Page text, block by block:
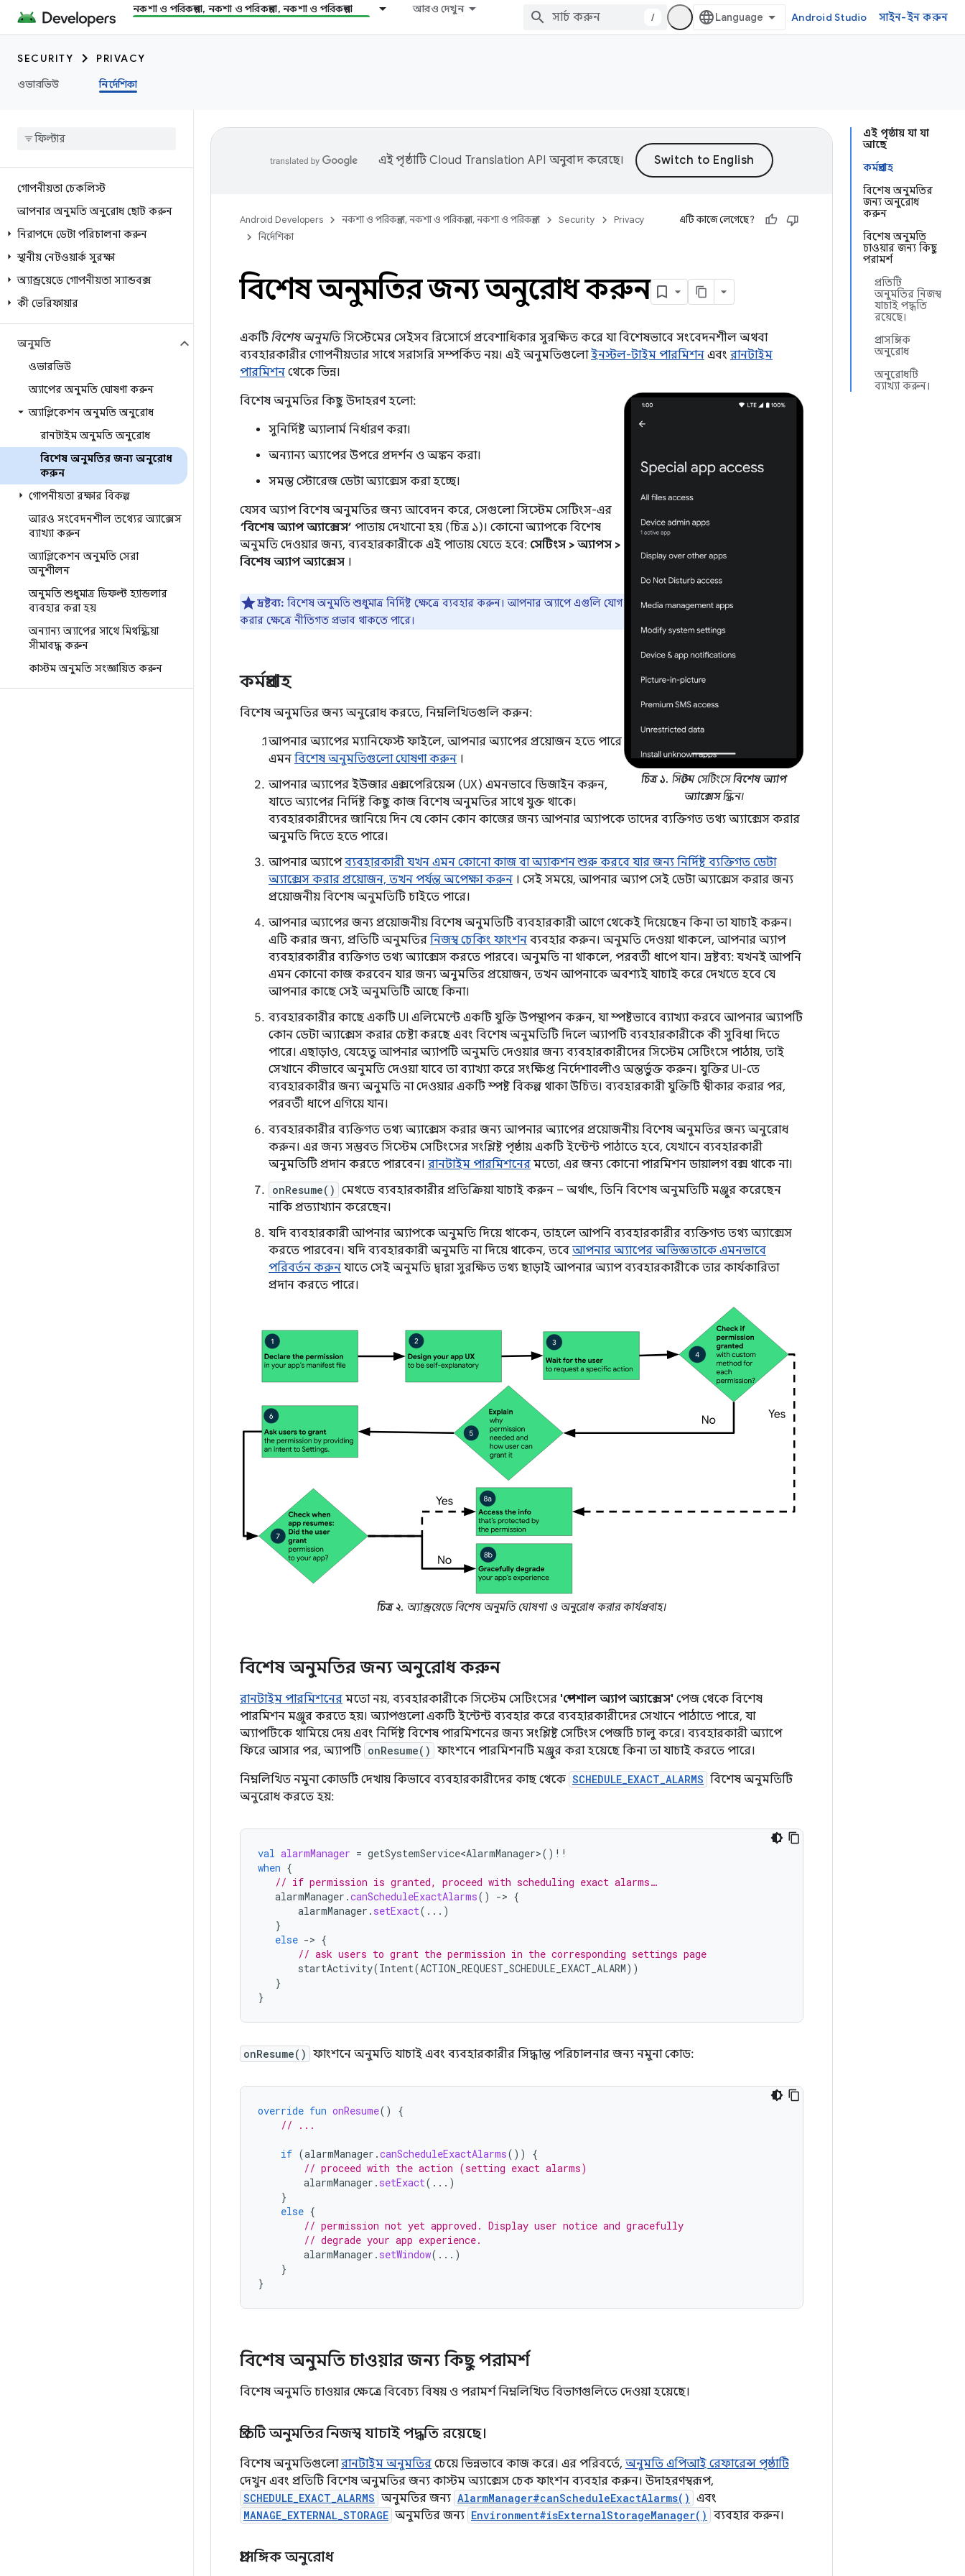
নকশা ও পরিকল্পনা, নকশা ও পরিকল্পনা, নকশা ও পরিকল্পনা আরও দেখুন
/ Android Studio সাইন-ইন করুন
SECURITY
PRIVACY
ওভারভিউ
নির্দেশিকা
গোপনীয়তা চেকলিস্ট
আপনার অনুমতি অনুরোধ ছোট করুন
নিরাপদে ডেটা পরিচালনা করুন
স্থানীয় নেটওয়ার্ক সুরক্ষা
অ্যান্ড্রয়েডে গোপনীয়তা স্যান্ডবক্স
কী ভেরিফায়ার
অনুমতি
ওভারভিউ
অ্যাপের অনুমতি ঘোষণা করুন
অ্যাপ্লিকেশন অনুমতি অনুরোধ
রানটাইম অনুমতি অনুরোধ
বিশেষ অনুমতির জন্য অনুরোধ
করুন
গোপনীয়তা রক্ষার বিকল্প
আরও সংবেদনশীল তথ্যের অ্যাক্সেস
ব্যাখ্যা করুন
অ্যাপ্লিকেশন অনুমতি সেরা
অনুশীলন
অনুমতি শুধুমাত্র ডিফল্ট হ্যান্ডলার
ব্যবহার করা হয়
অন্যান্য অ্যাপের সাথে মিথস্ক্রিয়া
সীমাবদ্ধ করুন
কাস্টম অনুমতি সংজ্ঞায়িত করুন
এই পৃষ্ঠায় যা যা
আছে
কর্মপ্রবাহ
বিশেষ অনুমতির
জন্য অনুরোধ
করুন
বিশেষ অনুমতি
চাওয়ার জন্য কিছু
পরামর্শ
প্রতিটি
অনুমতির নিজস্ব
যাচাই পদ্ধতি
রয়েছে।
প্রাসঙ্গিক
অনুরোধ
অনুরোধটি
ব্যাখ্যা করুন।
এই পৃষ্ঠাটিCloud Translation API অনুবাদ করেছে।
Android Developers নকশা ও পরিকল্পনা, নকশা ও পরিকল্পনা, নকশা ও পরিকল্পনা Security
Privacy
নির্দেশিকা
এটি কাজে লেগেছে?
বিশেষ অনুমতির জন্য অনুরোধ করুন
একটি বিশেষ অনুমতিসিস্টেমের সেইসব রিসোর্সে প্রবেশাধিকার সুরক্ষিত করে যা বিশেষভাবে সংবেদনশীল অথবা
ব্যবহারকারীর গোপনীয়তার সাথে সরাসরি সম্পর্কিত নয়। এই অনুমতিগুলোইনস্টল-টাইম পারমিশন এবং রানটাইম
পারমিশন থেকে ভিন্ন।
চিত্র ১. সিস্টেম সেটিংসেবিশেষ অ্যাপ
অ্যাক্সেসস্ক্রিন।
বিশেষ অনুমতির কিছু উদাহরণ হলো:
সুনির্দিষ্ট অ্যালার্ম নির্ধারণ করা।
অন্যান্য অ্যাপের উপরে প্রদর্শন ও অঙ্কন করা।
সমস্ত স্টোরেজ ডেটা অ্যাক্সেস করা হচ্ছে।
যেসব অ্যাপ বিশেষ অনুমতির জন্য আবেদন করে, সেগুলো সিস্টেম সেটিংস-এর
‘বিশেষ অ্যাপ অ্যাক্সেস’ পাতায় দেখানো হয় (চিত্র ১)। কোনো অ্যাপকে বিশেষ
অনুমতি দেওয়ার জন্য, ব্যবহারকারীকে এই পাতায় যেতে হবে: সেটিংস > অ্যাপস >
বিশেষ অ্যাপ অ্যাক্সেস ।
দ্রষ্টব্য: বিশেষ অনুমতি শুধুমাত্র নির্দিষ্ট ক্ষেত্রে ব্যবহার করুন। আপনার অ্যাপে এগুলি যোগ
করার ক্ষেত্রে নীতিগত প্রভাব থাকতে পারে।
কর্মপ্রবাহ
বিশেষ অনুমতির জন্য অনুরোধ করতে, নিম্নলিখিতগুলি করুন:
আপনার অ্যাপের ম্যানিফেস্ট ফাইলে, আপনার অ্যাপের প্রয়োজন হতে পারে
এমন বিশেষ অনুমতিগুলো ঘোষণা করুন ।
আপনার অ্যাপের ইউজার এক্সপেরিয়েন্স (UX) এমনভাবে ডিজাইন করুন,
যাতে অ্যাপের নির্দিষ্ট কিছু কাজ বিশেষ অনুমতির সাথে যুক্ত থাকে।
ব্যবহারকারীদের জানিয়ে দিন যে কোন কোন কাজের জন্য আপনার অ্যাপকে তাদের ব্যক্তিগত তথ্য অ্যাক্সেস করার
অনুমতি দিতে হতে পারে।
আপনার অ্যাপেব্যবহারকারী যখন এমন কোনো কাজ বা অ্যাকশন শুরু করবে যার জন্য নির্দিষ্ট ব্যক্তিগত ডেটা
অ্যাক্সেস করার প্রয়োজন, তখন পর্যন্ত অপেক্ষা করুন । সেই সময়ে, আপনার অ্যাপ সেই ডেটা অ্যাক্সেস করার জন্য
প্রয়োজনীয় বিশেষ অনুমতিটি চাইতে পারে।
আপনার অ্যাপের জন্য প্রয়োজনীয় বিশেষ অনুমতিটি ব্যবহারকারী আগে থেকেই দিয়েছেন কিনা তা যাচাই করুন।
এটি করার জন্য, প্রতিটি অনুমতির নিজস্ব চেকিং ফাংশন ব্যবহার করুন। অনুমতি দেওয়া থাকলে, আপনার অ্যাপ
ব্যবহারকারীর ব্যক্তিগত তথ্য অ্যাক্সেস করতে পারবে। অনুমতি না থাকলে, পরবর্তী ধাপে যান। দ্রষ্টব্য: যখনই আপনি
এমন কোনো কাজ করবেন যার জন্য অনুমতির প্রয়োজন, তখন আপনাকে অবশ্যই যাচাই করে দেখতে হবে যে
আপনার কাছে সেই অনুমতিটি আছে কিনা।
ব্যবহারকারীর কাছে একটি UI এলিমেন্টে একটি যুক্তি উপস্থাপন করুন, যা স্পষ্টভাবে ব্যাখ্যা করবে আপনার অ্যাপটি
কোন ডেটা অ্যাক্সেস করার চেষ্টা করছে এবং বিশেষ অনুমতিটি দিলে অ্যাপটি ব্যবহারকারীকে কী সুবিধা দিতে
পারে। এছাড়াও, যেহেতু আপনার অ্যাপটি অনুমতি দেওয়ার জন্য ব্যবহারকারীদের সিস্টেম সেটিংসে পাঠায়, তাই
সেখানে কীভাবে অনুমতি দেওয়া যাবে তা ব্যাখ্যা করে সংক্ষিপ্ত নির্দেশাবলীও অন্তর্ভুক্ত করুন। যুক্তির UI-তে
ব্যবহারকারীর জন্য অনুমতি না দেওয়ার একটি স্পষ্ট বিকল্প থাকা উচিত। ব্যবহারকারী যুক্তিটি স্বীকার করার পর,
পরবর্তী ধাপে এগিয়ে যান।
ব্যবহারকারীর ব্যক্তিগত তথ্য অ্যাক্সেস করার জন্য আপনার অ্যাপের প্রয়োজনীয় বিশেষ অনুমতির জন্য অনুরোধ
করুন। এর জন্য সম্ভবত সিস্টেম সেটিংসের সংশ্লিষ্ট পৃষ্ঠায় একটি ইন্টেন্ট পাঠাতে হবে, যেখানে ব্যবহারকারী
অনুমতিটি প্রদান করতে পারবেন। রানটাইম পারমিশনের মতো, এর জন্য কোনো পারমিশন ডায়ালগ বক্স থাকে না।
onResume() মেথডে ব্যবহারকারীর প্রতিক্রিয়া যাচাই করুন – অর্থাৎ, তিনি বিশেষ অনুমতিটি মঞ্জুর করেছেন
নাকি প্রত্যাখ্যান করেছেন।
যদি ব্যবহারকারী আপনার অ্যাপকে অনুমতি দিয়ে থাকেন, তাহলে আপনি ব্যবহারকারীর ব্যক্তিগত তথ্য অ্যাক্সেস
করতে পারবেন। যদি ব্যবহারকারী অনুমতি না দিয়ে থাকেন, তবে আপনার অ্যাপের অভিজ্ঞতাকে এমনভাবে
পরিবর্তন করুন যাতে সেই অনুমতি দ্বারা সুরক্ষিত তথ্য ছাড়াই আপনার অ্যাপ ব্যবহারকারীকে তার কার্যকারিতা
প্রদান করতে পারে।
চিত্র ২. অ্যান্ড্রয়েডে বিশেষ অনুমতি ঘোষণা ও অনুরোধ করার কার্যপ্রবাহ।
বিশেষ অনুমতির জন্য অনুরোধ করুন
রানটাইম পারমিশনের মতো নয়, ব্যবহারকারীকে সিস্টেম সেটিংসের 'স্পেশাল অ্যাপ অ্যাক্সেস' পেজ থেকে বিশেষ
পারমিশন মঞ্জুর করতে হয়। অ্যাপগুলো একটি ইন্টেন্ট ব্যবহার করে ব্যবহারকারীদের সেখানে পাঠাতে পারে, যা
অ্যাপটিকে থামিয়ে দেয় এবং নির্দিষ্ট বিশেষ পারমিশনের জন্য সংশ্লিষ্ট সেটিংস পেজটি চালু করে। ব্যবহারকারী অ্যাপে
ফিরে আসার পর, অ্যাপটি onResume() ফাংশনে পারমিশনটি মঞ্জুর করা হয়েছে কিনা তা যাচাই করতে পারে।
নিম্নলিখিত নমুনা কোডটি দেখায় কিভাবে ব্যবহারকারীদের কাছ থেকে SCHEDULE_EXACT_ALARMS বিশেষ অনুমতিটি
অনুরোধ করতে হয়:
val alarmManager = getSystemService<AlarmManager>() !!
when {
// if permission is granted, proceed with scheduling exact alarms…
alarmManager .canScheduleExactAlarms() -> {
alarmManager . setExact(...)
}
else -> {
// ask users to grant the permission in the corresponding settings page
startActivity(Intent(ACTION_REQUEST_SCHEDULE_EXACT_ALARM))
}
}
onResume() ফাংশনে অনুমতি যাচাই এবং ব্যবহারকারীর সিদ্ধান্ত পরিচালনার জন্য নমুনা কোড:
override fun onResume()
{
// ...
if (alarmManager .canScheduleExactAlarms())
{
// proceed with the action (setting exact alarms)
alarmManager . setExact(...)
}
else {
// permission not yet approved. Display user notice and gracefully
// degrade your app experience.
alarmManager . setWindow(...)
}
}
বিশেষ অনুমতি চাওয়ার জন্য কিছু পরামর্শ
বিশেষ অনুমতি চাওয়ার ক্ষেত্রে বিবেচ্য বিষয় ও পরামর্শ নিম্নলিখিত বিভাগগুলিতে দেওয়া হয়েছে।
প্রতিটি অনুমতির নিজস্ব যাচাই পদ্ধতি রয়েছে।
বিশেষ অনুমতিগুলোরানটাইম অনুমতির চেয়ে ভিন্নভাবে কাজ করে। এর পরিবর্তে, অনুমতি এপিআই রেফারেন্স পৃষ্ঠাটি
দেখুন এবং প্রতিটি বিশেষ অনুমতির জন্য কাস্টম অ্যাক্সেস চেক ফাংশন ব্যবহার করুন। উদাহরণস্বরূপ,
SCHEDULE_EXACT_ALARMS অনুমতির জন্য AlarmManager#canScheduleExactAlarms() এবং
MANAGE_EXTERNAL_STORAGE অনুমতির জন্য Environment#isExternalStorageManager() ব্যবহার করুন।
প্রাসঙ্গিক অনুরোধ